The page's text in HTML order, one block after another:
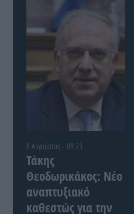
8 Αυγούστου - 09:23
Τάκης
Θεοδωρικάκος: Νέο
αναπτυξιακό
καθεστώς για την